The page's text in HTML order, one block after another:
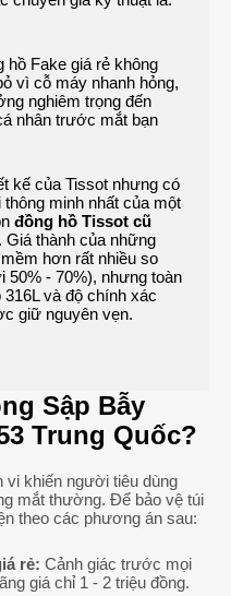
hồ Fake giá rẻ không
vì cỗ máy nhanh hỏng,
nghiêm trọng đến
nhân trước mắt bạn
kế của Tissot nhưng có
minh nhất của một
đồng hồ Tissot cũ
. Giá thành của những
hơn rất nhiều so
- 70%), nhưng toàn
và độ chính xác
giữ nguyên vẹn.
Sập Bẫy
Trung Quốc?
vi khiến người tiêu dùng
mắt thường. Để bảo vệ túi
theo các phương án sau:
rẻ: Cảnh giác trước mọi
giá chỉ 1 - 2 triệu đồng.